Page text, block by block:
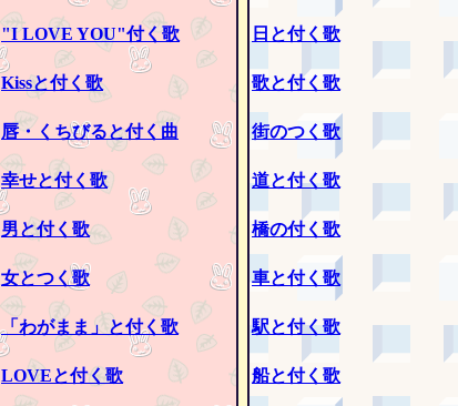
"I LOVE YOU"付く歌
Kissと付く歌
唇・くちびると付く曲
幸せと付く歌
男と付く歌
女とつく歌
「わがまま」と付く歌
LOVEと付く歌
日と付く歌
歌と付く歌
街のつく歌
道と付く歌
橋の付く歌
車と付く歌
駅と付く歌
船と付く歌